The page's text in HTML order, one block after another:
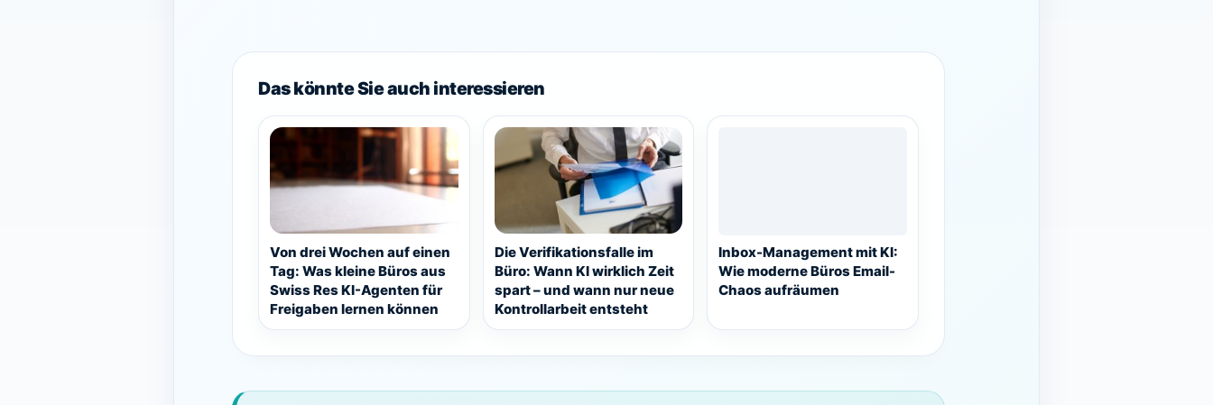
Das könnte Sie auch interessieren
Von drei Wochen auf einen
Tag: Was kleine Büros aus
Swiss Res KI-Agenten für
Freigaben lernen können
Die Verifikationsfalle im
Büro: Wann KI wirklich Zeit
spart – und wann nur neue
Kontrollarbeit entsteht
Inbox-Management mit KI:
Wie moderne Büros Email-
Chaos aufräumen